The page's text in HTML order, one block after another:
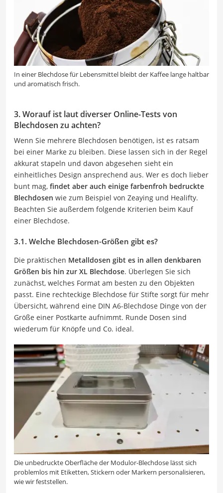
In einer Blechdose für Lebensmittel bleibt der Kaffee lange haltbar
und aromatisch frisch.
3. Worauf ist laut diverser Online-Tests von
Blechdosen zu achten?
Wenn Sie mehrere Blechdosen benötigen, ist es ratsam
bei einer Marke zu bleiben. Diese lassen sich in der Regel
akkurat stapeln und davon abgesehen sieht ein
einheitliches Design ansprechend aus. Wer es doch lieber
bunt mag, findet aber auch einige farbenfroh bedruckte
Blechdosen wie zum Beispiel von Zeaying und Healifty.
Beachten Sie außerdem folgende Kriterien beim Kauf
einer Blechdose.
3.1. Welche Blechdosen-Größen gibt es?
Die praktischen Metalldosen gibt es in allen denkbaren
Größen bis hin zur XL Blechdose. Überlegen Sie sich
zunächst, welches Format am besten zu den Objekten
passt. Eine rechteckige Blechdose für Stifte sorgt für mehr
Übersicht, während eine DIN A6-Blechdose Dinge von der
Größe einer Postkarte aufnimmt. Runde Dosen sind
wiederum für Knöpfe und Co. ideal.
Die unbedruckte Oberfläche der Modulor-Blechdose lässt sich
problemlos mit Etiketten, Stickern oder Markern personalisieren,
wie wir feststellen.